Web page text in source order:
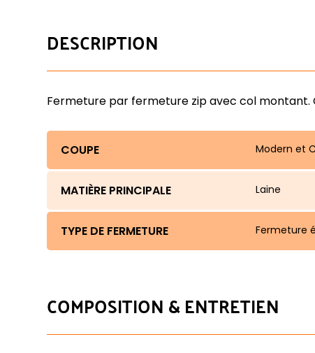
DESCRIPTION
Fermeture par fermeture zip avec col montant.
COUPE Modern et
MATIÈRE PRINCIPALE Laine
TYPE DE FERMETURE Fermeture
COMPOSITION & ENTRETIEN